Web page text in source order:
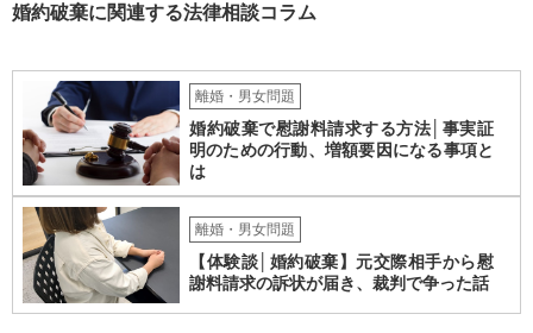
は、法的には別の議論ではありますが、事実上の繋がりがないわけで
負担割合が高くなり、婚約破棄の慰謝料も払う必要が生じるという可
能性もないわけではありません。 ただし、法律上重婚は認められてい
ないので、既婚者同士の婚約が成立するかといわれると、成立しない
と判断される可能性の方が高いと思われます。 ３について 和解をする
際には、清算条項という定めを設けることがほとんどです。 清算条項
を定めることによって、「これをもってお互いに今後一切請求しな
い」ことを双方が誓約することになります。 上記はあくまでも一般論
としての回答となります。 詳細なご事情をお伺いすればより適切な回
答ができるかと存じます。 弁護士に相談すべき事案かと存じますの
で、お早めにご相談されることをお勧めいたします。
婚約破棄に関連する法律相談コラム
離婚・男女問題
婚約破棄で慰謝料請求する方法│事実証
明のための行動、増額要因になる事項と
は
離婚・男女問題
【体験談│婚約破棄】元交際相手から慰
謝料請求の訴状が届き、裁判で争った話